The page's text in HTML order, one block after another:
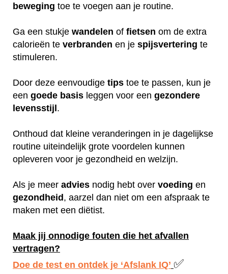
beweging toe te voegen aan je routine.
Ga een stukje wandelen of fietsen om de extra
calorieën te verbranden en je spijsvertering te
stimuleren.
Door deze eenvoudige tips toe te passen, kun je
een goede basis leggen voor een gezondere
levensstijl.
Onthoud dat kleine veranderingen in je dagelijkse
routine uiteindelijk grote voordelen kunnen
opleveren voor je gezondheid en welzijn.
Als je meer advies nodig hebt over voeding en
gezondheid, aarzel dan niet om een afspraak te
maken met een diëtist.
Maak jij onnodige fouten die het afvallen
vertragen?
Doe de test en ontdek je ‘Afslank IQ’ ✅